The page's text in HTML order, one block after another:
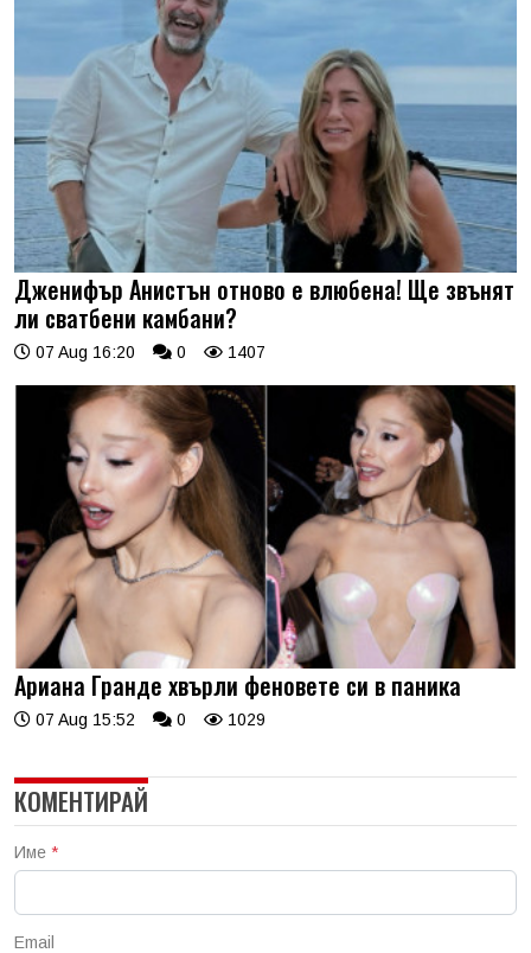
Дженифър Анистън отново е влюбена! Ще звънят
ли сватбени камбани?
07 Aug 16:20 0 1407
Ариана Гранде хвърли феновете си в паника
07 Aug 15:52 0 1029
КОМЕНТИРАЙ
Име *
Email